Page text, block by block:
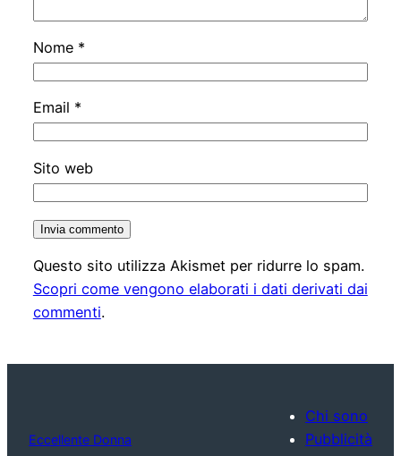
Nome *
Email *
Sito web
Questo sito utilizza Akismet per ridurre lo spam.
Scopri come vengono elaborati i dati derivati dai
commenti.
Eccellente Donna
Chi sono
Pubblicità